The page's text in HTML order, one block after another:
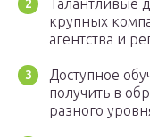
Талантливые
крупных
агентства и
Доступное
получить в
разного